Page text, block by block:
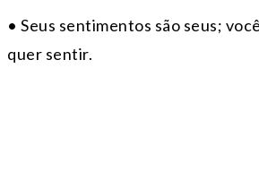
• Seus sentimentos são seus;
quer sentir.